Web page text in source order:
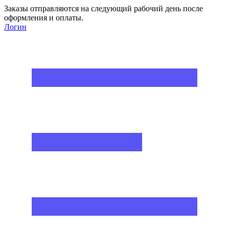
Заказы отправляются на следующий рабочий день после
оформления и оплаты.
Логин